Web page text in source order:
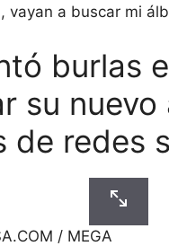
a buscar mi
burlas
su nuevo
de redes
/ MEGA